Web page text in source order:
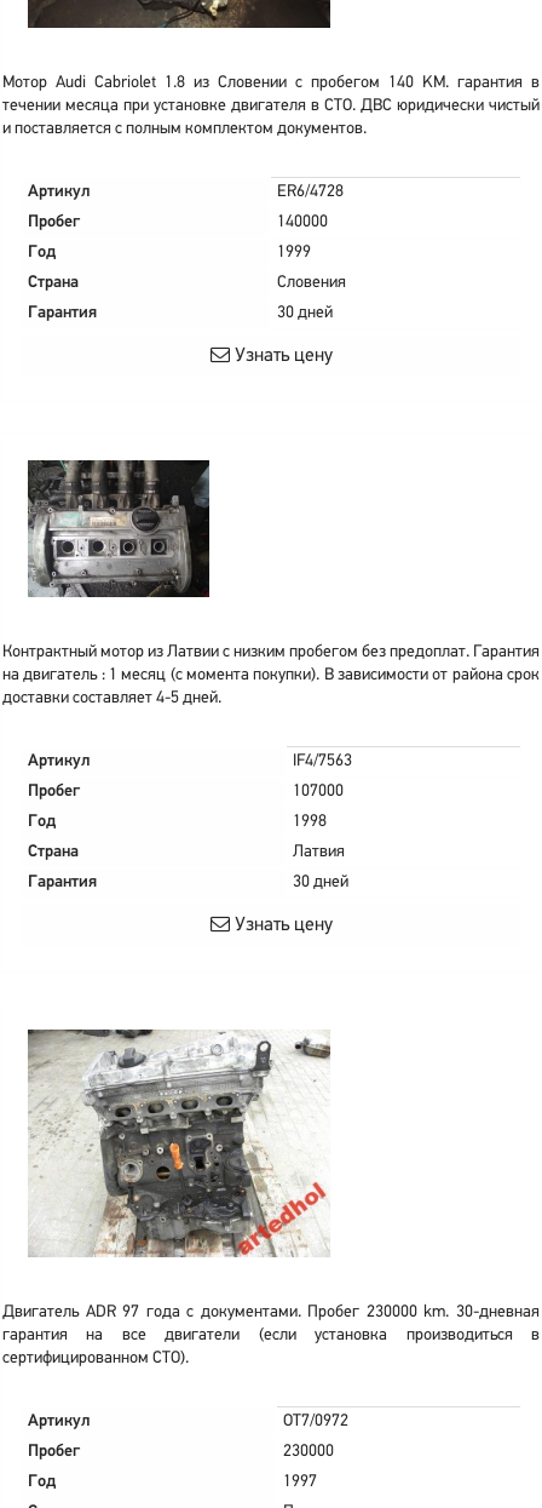
Мотор Audi Cabriolet 1.8 из Словении с пробегом 140 KM. гарантия в
течении месяца при установке двигателя в СТО. ДВС юридически чистый
и поставляется с полным комплектом документов.
Артикул
ER6/4728
Пробег
140000
Год
1999
Страна
Словения
Гарантия
30 дней
Узнать цену
Контрактный мотор из Латвии с низким пробегом без предоплат. Гарантия
на двигатель : 1 месяц (с момента покупки). В зависимости от района срок
доставки составляет 4-5 дней.
Артикул
IF4/7563
Пробег
107000
Год
1998
Страна
Латвия
Гарантия
30 дней
Узнать цену
Двигатель ADR 97 года с документами. Пробег 230000 km. 30-дневная
гарантия на все двигатели (если установка производиться в
сертифицированном СТО).
Артикул
OT7/0972
Пробег
230000
Год
1997